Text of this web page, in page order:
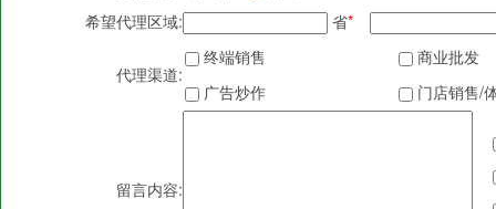
希望代理区域:
省*
代理渠道:
终端销售
商业批发
广告炒作
门店销售/
留言内容: